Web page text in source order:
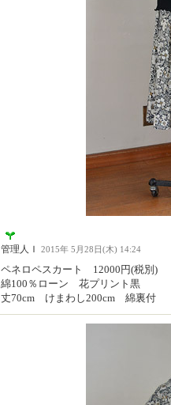
管理人Ｉ 2015年 5月28日(木) 14:24
ペネロペスカート 12000円(税別)
綿100％ローン 花プリント黒
丈70cm けまわし200cm 綿裏付